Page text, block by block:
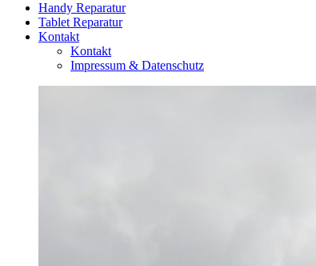
Handy Reparatur
Tablet Reparatur
Kontakt
Kontakt
Impressum & Datenschutz